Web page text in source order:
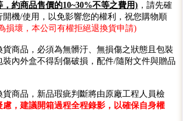
約商品售價的10~30%不等之費用) ，請先確
機/使用，以免影響您的權利，祝您購物順
損壞，本公司有權拒絕退換貨申請)
商品，必須為無髒汙、無損傷之狀態且包裝
內外盒不得刮傷破損，配件/隨附文件與贈品
商品，新品瑕疵判斷將由原廠工程人員檢
慮，建議開箱過程全程錄影，以確保自身權